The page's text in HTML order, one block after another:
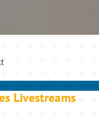
Livestreams